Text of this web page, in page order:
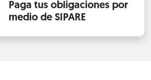
Paga tus obligaciones por
medio de SIPARE